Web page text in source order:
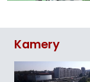
Kamery